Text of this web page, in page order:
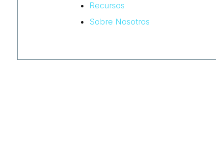
Recursos
Sobre Nosotros